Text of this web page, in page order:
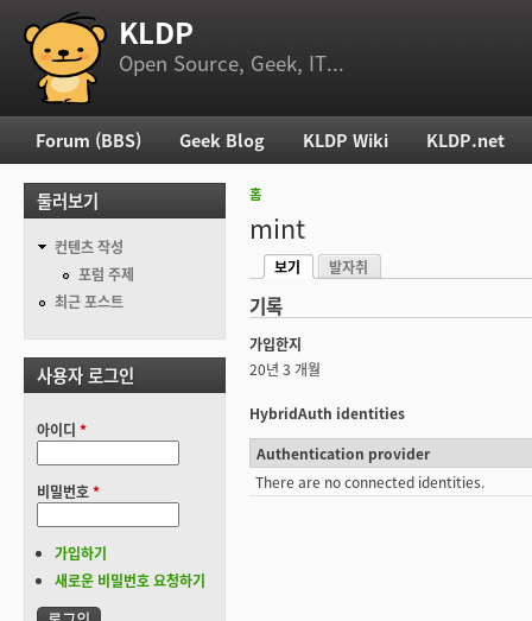
부 메뉴 KLDP
Open Source, Geek, IT...
현재 위치
홈
mint
기본탭
보기
발자취
기록
가입한지
20년 3 개월
HybridAuth identities
Authentication provider
There are no connected identities.
주 메뉴
Forum (BBS) Geek Blog KLDP Wiki KLDP.net
둘러보기
컨텐츠 작성
포럼 주제
최근 포스트
사용자 로그인
아이디 *
비밀번호*
가입하기
새로운 비밀번호 요청하기